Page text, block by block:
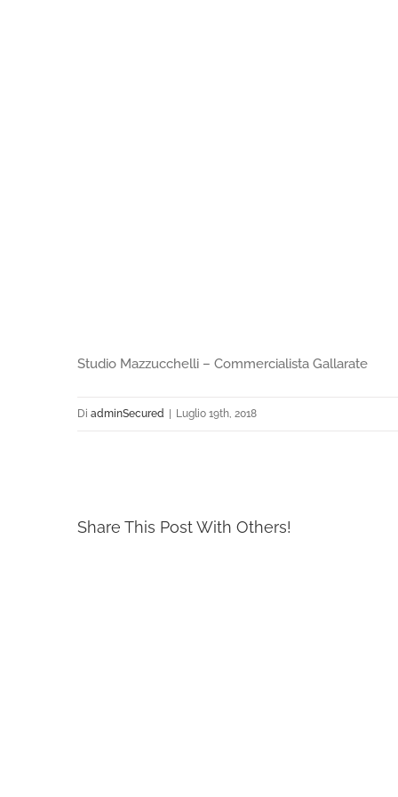
Studio Mazzucchelli – Commercialista Gallarate
Di adminSecured Luglio 19th, 2018
Share This Post With Others!